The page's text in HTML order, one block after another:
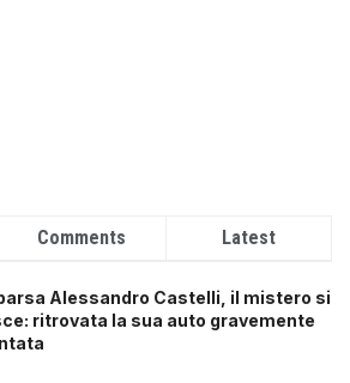
Comments Latest
Alessandro Castelli, il mistero si
ritrovata la sua auto gravemente